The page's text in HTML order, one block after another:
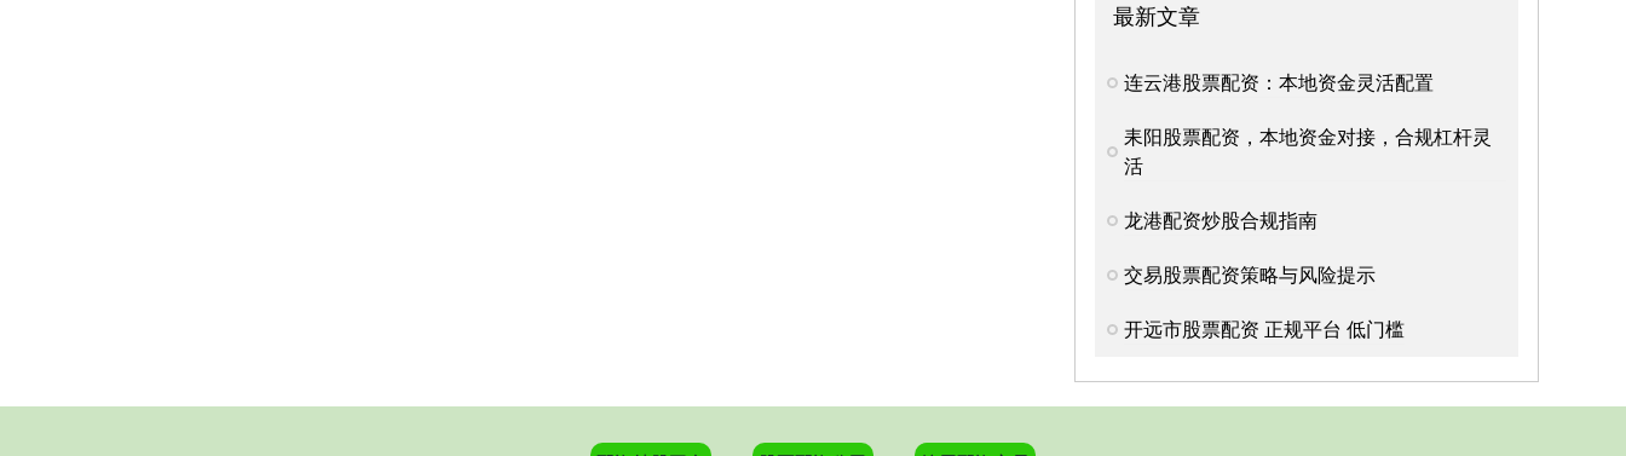
最新文章
连云港股票配资：本地资金灵活配置
耒阳股票配资，本地资金对接，合规杠杆灵
活
龙港配资炒股合规指南
交易股票配资策略与风险提示
开远市股票配资 正规平台 低门槛